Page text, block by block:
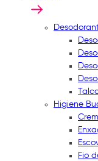
Higiene
Fio